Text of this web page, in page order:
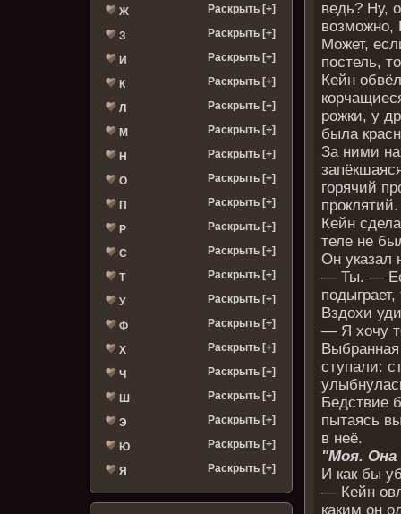
Ж Раскрыть [+]
З Раскрыть [+]
И Раскрыть [+]
К Раскрыть [+]
Л Раскрыть [+]
М Раскрыть [+]
Н Раскрыть [+]
О Раскрыть [+]
П Раскрыть [+]
Р Раскрыть [+]
С Раскрыть [+]
Т Раскрыть [+]
У Раскрыть [+]
Ф Раскрыть [+]
Х Раскрыть [+]
Ч Раскрыть [+]
Ш Раскрыть [+]
Э Раскрыть [+]
Ю Раскрыть [+]
Я Раскрыть [+]
ведь? Ну,
возможно,
Может,
постель,
Кейн
рожки, у
была
За ними
горячий
проклятий.
Кейн
теле не
Он указал
— Ты. —
Вздохи
— Я хочу
ступали:
Бедствие
пытаясь
в неё.
"Моя.
И как бы
— Кейн
каким он